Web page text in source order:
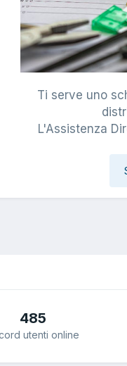
Ti serve uno
L'Assistenza
485
utenti online